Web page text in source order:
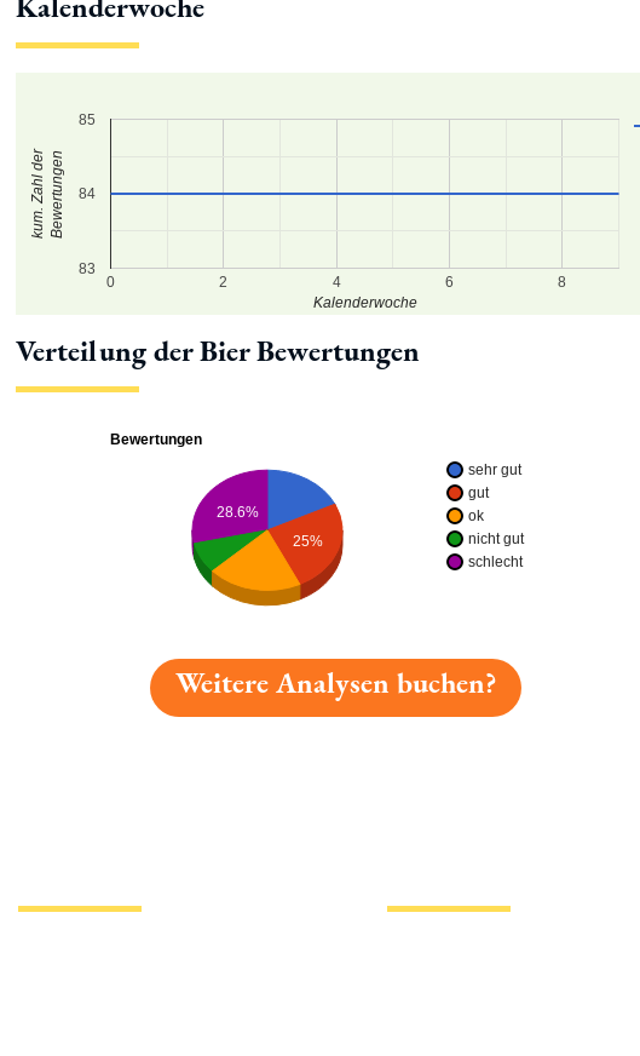
0 2 4 6 8
83
84
85
Kalenderwoche
kum. Zahl derBewertungen
Verteilung der Bier Bewertungen
Bewertungen
sehr gut
gut
ok
nicht gut
schlecht
25%
28.6%
Weitere Analysen buchen?